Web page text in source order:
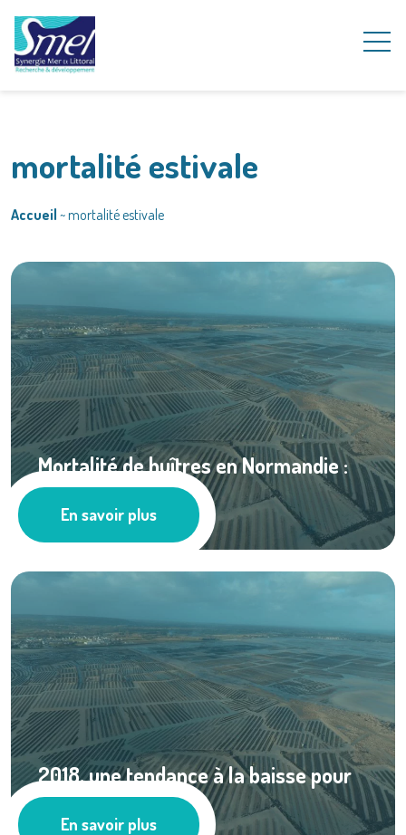
mortalité estivale
Accueil ~mortalité estivale
Mortalité de huîtres en Normandie :
bilan de la ...
Ressources documentaires
En savoir plus
2018, une tendance à la baisse pour
les ...
Cultures marines
En savoir plus